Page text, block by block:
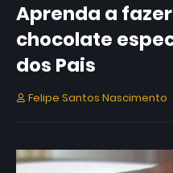
Aprenda a
chocolate
dos Pais
Felipe Santos Nascimento